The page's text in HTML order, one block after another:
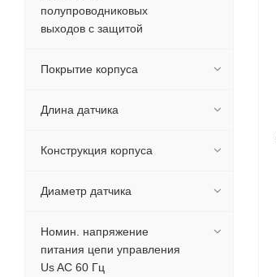
полупроводниковых
выходов с защитой
Покрытие корпуса
Длина датчика
Конструкция корпуса
Диаметр датчика
Номин. напряжение
питания цепи управления
Us AC 60 Гц